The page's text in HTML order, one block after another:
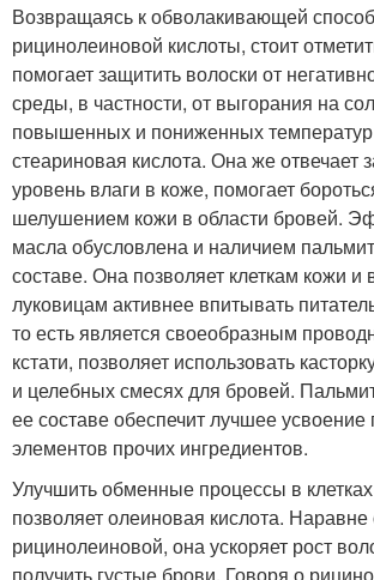
Возвращаясь к обволакивающей
рицинолеиновой кислоты, стоит
помогает защитить волоски от
среды, в частности, от выгорания на
повышенных и пониженных температур
стеариновая кислота. Она же отвечает
уровень влаги в коже, помогает
шелушением кожи в области бровей.
масла обусловлена и наличием
составе. Она позволяет клеткам кожи
луковицам активнее впитывать
то есть является своеобразным
кстати, позволяет использовать
и целебных смесях для бровей.
ее составе обеспечит лучшее усвоение
элементов прочих ингредиентов.
Улучшить обменные процессы в
позволяет олеиновая кислота. Наравне
рицинолеиновой, она ускоряет рост
получить густые брови. Говоря о